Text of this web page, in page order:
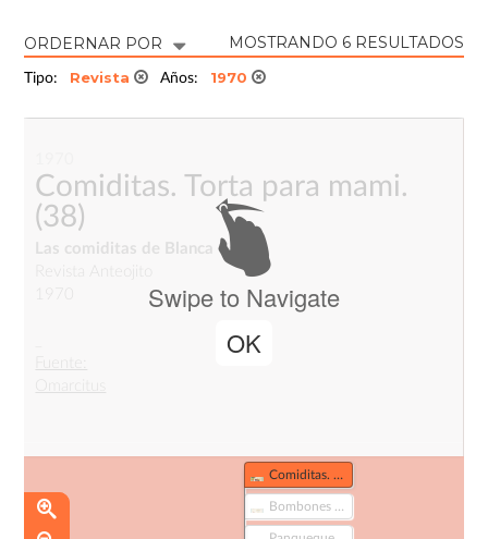
ORDERNAR POR MOSTRANDO 6 RESULTADOS
Tipo: Revista Años: 1970
Comiditas. Torta para mami.
(38)
Las comiditas de Blanca Cotta.
Swipe to Navigate
OK
Comiditas. Torta para mami. (38)
Billiken Nº2637 (251)